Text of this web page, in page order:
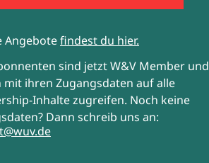
Angebotefindest du hier.
sind jetzt W&V Member und
mit ihren Zugangsdaten auf alle
Inhalte zugreifen. Noch keine
Dann schreib uns an: